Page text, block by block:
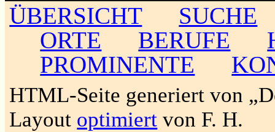
ÜBERSICHT
SUCHE
ORTE
BERUFE
PROMINENTE
HTML-Seite generiert von
Layout optimiert von F. H.